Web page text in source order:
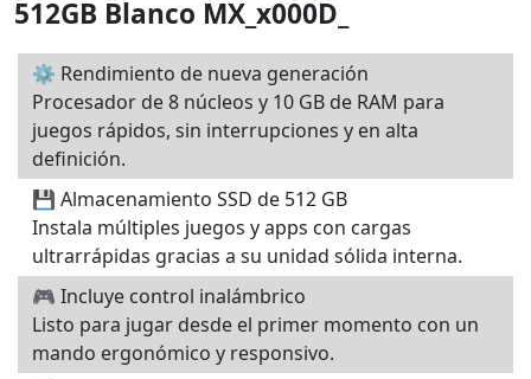
512GB Blanco MX_x000D_
⚙️ Rendimiento de nueva generación
Procesador de 8 núcleos y 10 GB de RAM para
juegos rápidos, sin interrupciones y en alta
definición.
💾 Almacenamiento SSD de 512 GB
Instala múltiples juegos y apps con cargas
ultrarrápidas gracias a su unidad sólida interna.
🎮 Incluye control inalámbrico
Listo para jugar desde el primer momento con un
mando ergonómico y responsivo.